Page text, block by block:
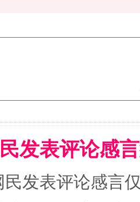
" "炒
发表评论感
发表评论感言